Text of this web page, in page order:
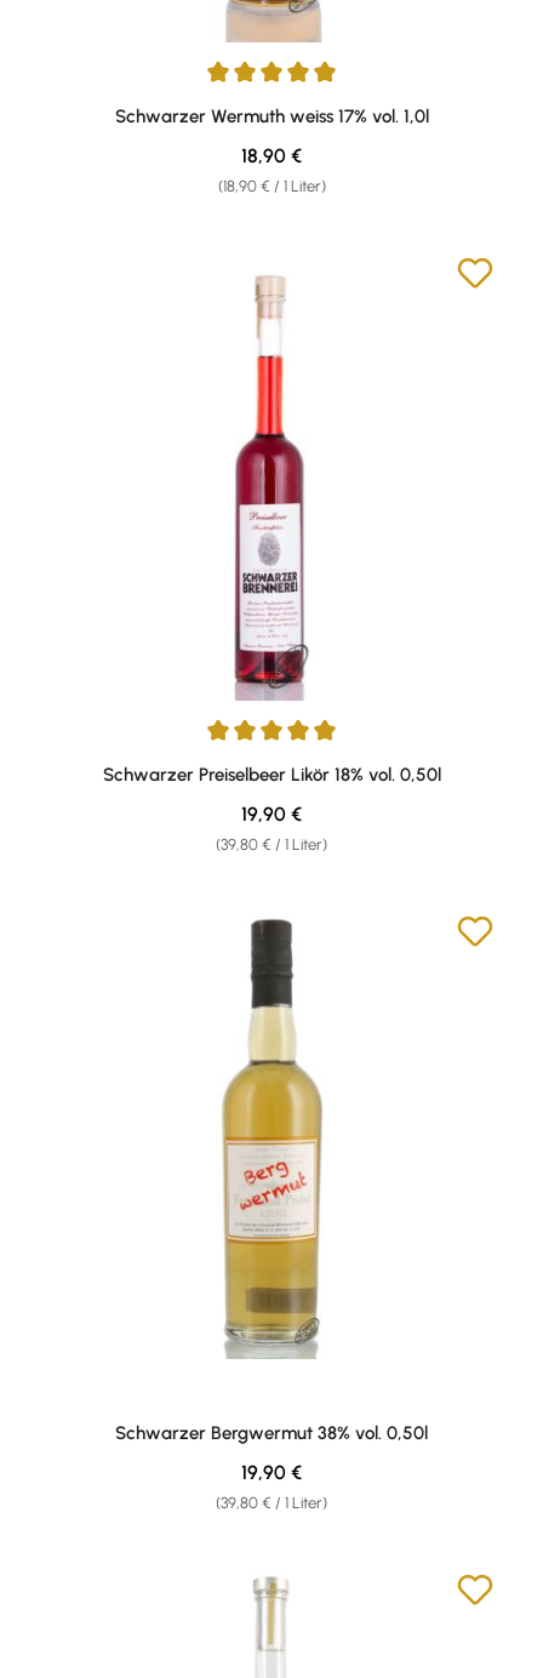
Durchschnittliche Bewertung von 4.95 von 5 Sternen
Schwarzer Wermuth weiss 17% vol. 1,0l
(18,90 € / 1 Liter)
Regulärer Preis:
18,90 €
Durchschnittliche Bewertung von 5 von 5 Sternen
Schwarzer Preiselbeer Likör 18% vol. 0,50l
(39,80 € / 1 Liter)
Regulärer Preis:
19,90 €
Schwarzer Bergwermut 38% vol. 0,50l
(39,80 € / 1 Liter)
Regulärer Preis:
19,90 €